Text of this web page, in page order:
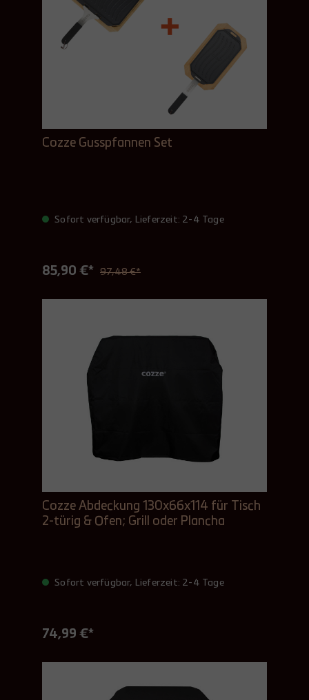
Cozze Gusspfannen Set
Sofort verfügbar, Lieferzeit: 2-4 Tage
85,90 €* 97,48 €*
Cozze Abdeckung 130x66x114 für Tisch
2-türig & Ofen; Grill oder Plancha
Sofort verfügbar, Lieferzeit: 2-4 Tage
74,99 €*